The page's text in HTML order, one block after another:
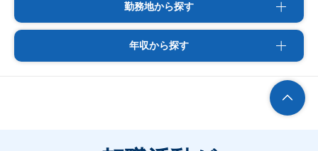
勤務地から探す
年収から探す